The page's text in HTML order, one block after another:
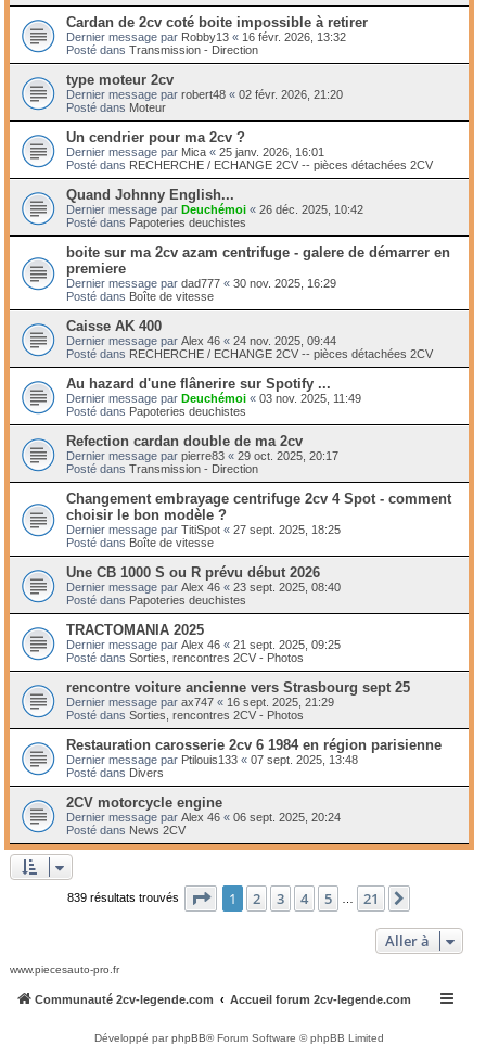
Cardan de 2cv coté boite impossible à retirer
Dernier message par Robby13 « 16 févr. 2026, 13:32
Posté dans Transmission - Direction
type moteur 2cv
Dernier message par robert48 « 02 févr. 2026, 21:20
Posté dans Moteur
Un cendrier pour ma 2cv ?
Dernier message par Mica « 25 janv. 2026, 16:01
Posté dans RECHERCHE / ECHANGE 2CV -- pièces détachées 2CV
Quand Johnny English...
Dernier message par Deuchémoi « 26 déc. 2025, 10:42
Posté dans Papoteries deuchistes
boite sur ma 2cv azam centrifuge - galere de démarrer en
premiere
Dernier message par dad777 « 30 nov. 2025, 16:29
Posté dans Boîte de vitesse
Caisse AK 400
Dernier message par Alex 46 « 24 nov. 2025, 09:44
Posté dans RECHERCHE / ECHANGE 2CV -- pièces détachées 2CV
Au hazard d'une flânerire sur Spotify ...
Dernier message par Deuchémoi « 03 nov. 2025, 11:49
Posté dans Papoteries deuchistes
Refection cardan double de ma 2cv
Dernier message par pierre83 « 29 oct. 2025, 20:17
Posté dans Transmission - Direction
Changement embrayage centrifuge 2cv 4 Spot - comment
choisir le bon modèle ?
Dernier message par TitiSpot « 27 sept. 2025, 18:25
Posté dans Boîte de vitesse
Une CB 1000 S ou R prévu début 2026
Dernier message par Alex 46 « 23 sept. 2025, 08:40
Posté dans Papoteries deuchistes
TRACTOMANIA 2025
Dernier message par Alex 46 « 21 sept. 2025, 09:25
Posté dans Sorties, rencontres 2CV - Photos
rencontre voiture ancienne vers Strasbourg sept 25
Dernier message par ax747 « 16 sept. 2025, 21:29
Posté dans Sorties, rencontres 2CV - Photos
Restauration carosserie 2cv 6 1984 en région parisienne
Dernier message par Ptilouis133 « 07 sept. 2025, 13:48
Posté dans Divers
2CV motorcycle engine
Dernier message par Alex 46 « 06 sept. 2025, 20:24
Posté dans News 2CV
839 résultats trouvés Page 1sur21
1 2 3 4 5 21
Aller à
www.piecesauto-pro.fr
Communauté 2cv-legende.com Accueil forum 2cv-legende.com
Développé parphpBB® Forum Software © phpBB Limited